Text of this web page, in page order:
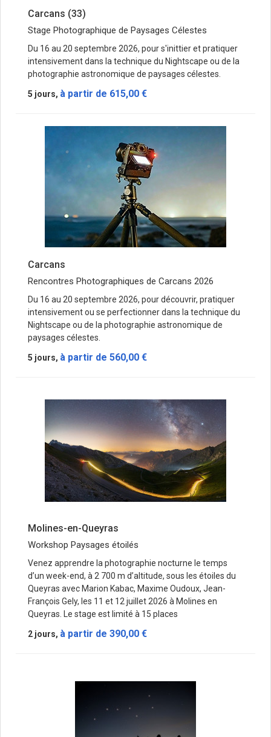
Carcans (33)
Stage Photographique de Paysages Célestes
Du 16 au 20 septembre 2026, pour s'inittier et pratiquer
intensivement dans la technique du Nightscape ou de la
photographie astronomique de paysages célestes.
5 jours, à partir de 615,00 €
Carcans
Rencontres Photographiques de Carcans 2026
Du 16 au 20 septembre 2026, pour découvrir, pratiquer
intensivement ou se perfectionner dans la technique du
Nightscape ou de la photographie astronomique de
paysages célestes.
5 jours, à partir de 560,00 €
Molines-en-Queyras
Workshop Paysages étoilés
Venez apprendre la photographie nocturne le temps
d’un week-end, à 2 700 m d’altitude, sous les étoiles du
Queyras avec Marion Kabac, Maxime Oudoux, Jean-
François Gely, les 11 et 12 juillet 2026 à Molines en
Queyras. Le stage est limité à 15 places
2 jours, à partir de 390,00 €